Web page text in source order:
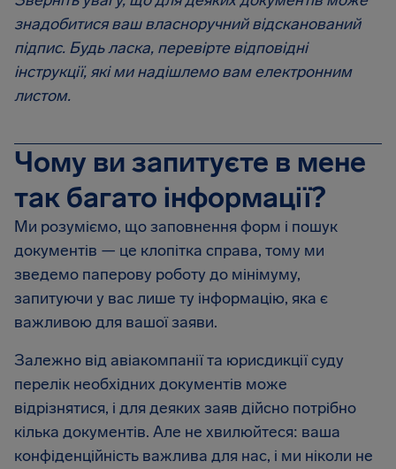
знадобитися ваш власноручний відсканований
підпис. Будь ласка, перевірте відповідні
інструкції, які ми надішлемо вам електронним
листом.
Чому ви запитуєте в мене
так багато інформації?
Ми розуміємо, що заповнення форм і пошук
документів — це клопітка справа, тому ми
зведемо паперову роботу до мінімуму,
запитуючи у вас лише ту інформацію, яка є
важливою для вашої заяви.
Залежно від авіакомпанії та юрисдикції суду
перелік необхідних документів може
відрізнятися, і для деяких заяв дійсно потрібно
кілька документів. Але не хвилюйтеся: ваша
конфіденційність важлива для нас, і ми ніколи не